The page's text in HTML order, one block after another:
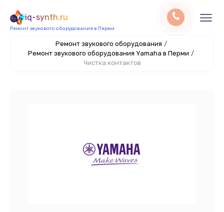
iq-synth.ru
Ремонт звукового оборудования в Перми
Ремонт звукового оборудования /
Ремонт звукового оборудования Yamaha в Перми /
Чистка контактов